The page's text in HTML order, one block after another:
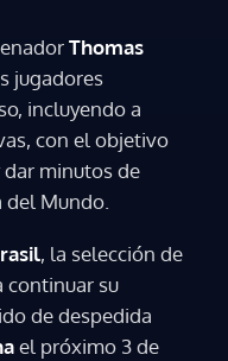
Thomas
jugadores
incluyendo a
con el objetivo
minutos de
Mundo.
, la selección de
continuar su
de despedida
el próximo 3 de